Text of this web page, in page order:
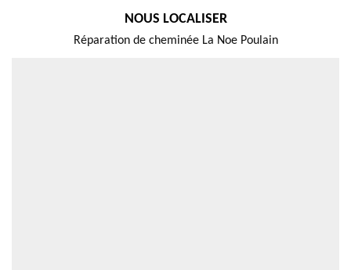
NOUS LOCALISER
Réparation de cheminée La Noe Poulain